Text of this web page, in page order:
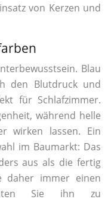
von Kerzen und
Blau
den Blutdruck und
für Schlafzimmer.
während helle
wirken lassen. Ein
im Baumarkt: Das
aus als die fertig
daher immer einen
Sie ihn zu